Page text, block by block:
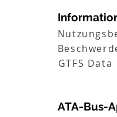
GTFS Data
ATA-Bus-